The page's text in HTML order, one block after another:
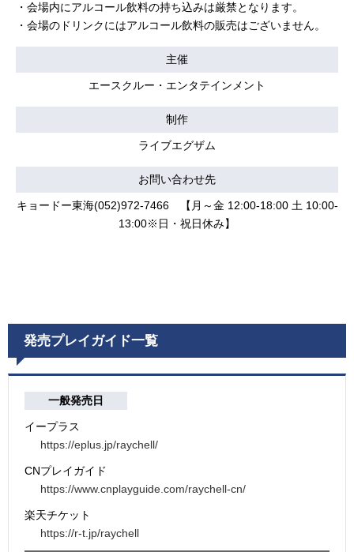
・会場内にアルコール飲料の持ち込みは厳禁となります。
・会場のドリンクにはアルコール飲料の販売はございません。
主催
エースクルー・エンタテインメント
制作
ライブエグザム
お問い合わせ先
キョードー東海(052)972-7466 【月～金 12:00-18:00 土 10:00-
13:00※日・祝日休み】
発売プレイガイド一覧
一般発売日
イープラス
https://eplus.jp/raychell/
CNプレイガイド
https://www.cnplayguide.com/raychell-cn/
楽天チケット
https://r-t.jp/raychell